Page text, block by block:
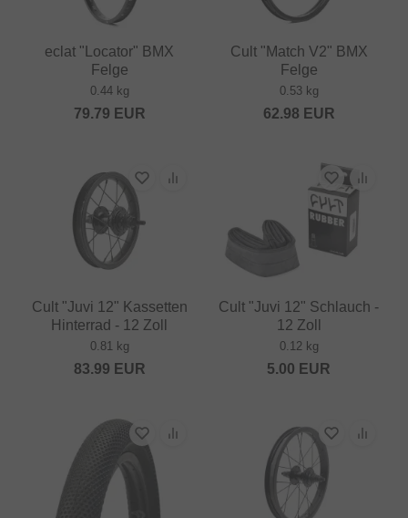
eclat "Locator" BMX
Felge
0.44 kg
79.79 EUR
Cult "Match V2" BMX
Felge
0.53 kg
62.98 EUR
Cult "Juvi 12" Kassetten
Hinterrad - 12 Zoll
0.81 kg
83.99 EUR
Cult "Juvi 12" Schlauch -
12 Zoll
0.12 kg
5.00 EUR